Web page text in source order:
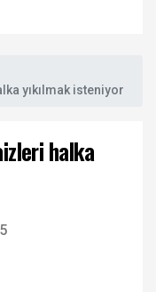
yıkılmak isteniyor
halka